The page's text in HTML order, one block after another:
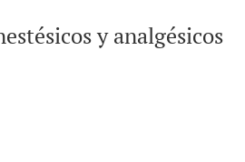
y analgésicos